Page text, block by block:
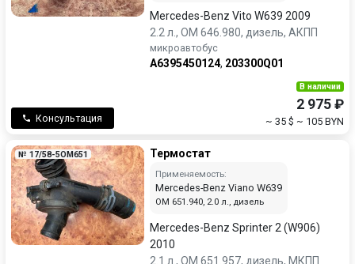
Mercedes-Benz Vito W639 2009
2.2 л., OM 646.980, дизель, АКПП
микроавтобус
A6395450124, 203300Q01
Консультация
В наличии
2 975 ₽
~ 35 $ ~ 105 BYN
№ 17/58-5OM651 Термостат
Применяемость:
Mercedes-Benz Viano W639
OM 651.940, 2.0 л., дизель
Mercedes-Benz Sprinter 2 (W906)
2010
2.1 л., OM 651.957, дизель, МКПП